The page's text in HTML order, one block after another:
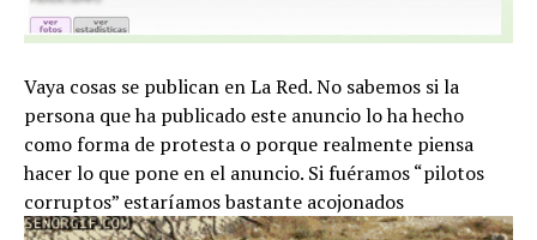
Vaya cosas se publican en La Red. No sabemos si la
persona que ha publicado este anuncio lo ha hecho
como forma de protesta o porque realmente piensa
hacer lo que pone en el anuncio. Si fuéramos “pilotos
corruptos” estaríamos bastante acojonados